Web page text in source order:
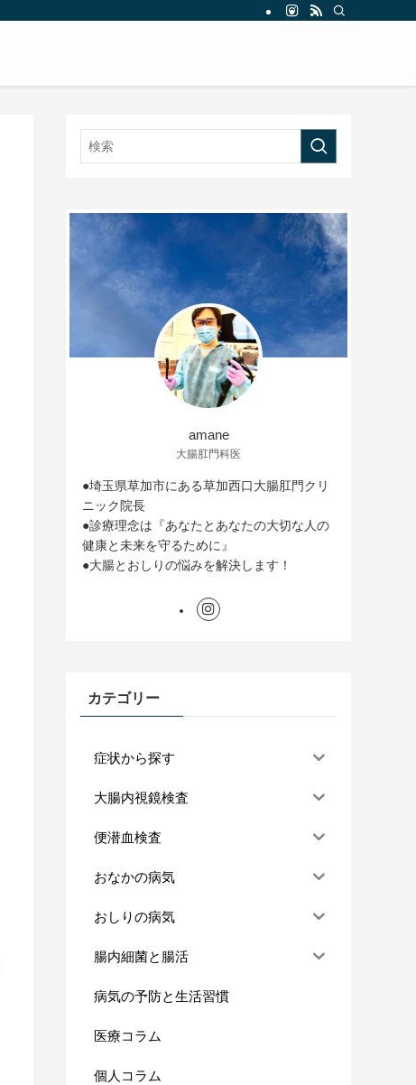
amane
大腸肛門科医
●埼玉県草加市にある草加西口大腸肛門クリ
ニック院長
●診療理念は『あなたとあなたの大切な人の
健康と未来を守るために』
●大腸とおしりの悩みを解決します！
カテゴリー
症状から探す
大腸内視鏡検査
便潜血検査
おなかの病気
おしりの病気
腸内細菌と腸活
病気の予防と生活習慣
医療コラム
個人コラム